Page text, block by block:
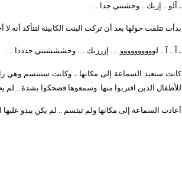
ـ آلو .. إزيك .. وحشتني جدا …
بدأت تتلفت حولها بعد أن تركت البنت الكابينة لتتأكد
ـ آ .. آ .. لوووووووووو … إزززيك … وحشششتني جدددا …
كانت ستعيد السماعة إلى مكانها ، وكانت ستبتسم وهي
للأطفال الذين اقتربوا منها وسمعوها فضحكوا بشدة .. لم
أعادت السماعة إلى مكانها ولم تبتسم .. لم يكن يبدو عليها